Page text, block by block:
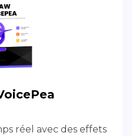
réel avec des effets